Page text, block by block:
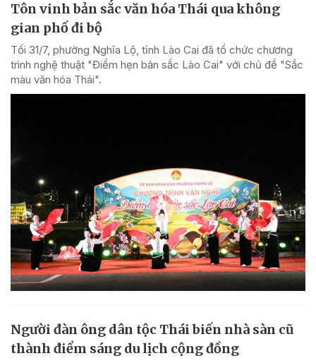
Tôn vinh bản sắc văn hóa Thái qua không
gian phố đi bộ
Tối 31/7, phường Nghĩa Lộ, tỉnh Lào Cai đã tổ chức chương
trình nghệ thuật "Điểm hẹn bản sắc Lào Cai" với chủ đề "Sắc
màu văn hóa Thái".
Người đàn ông dân tộc Thái biến nhà sàn cũ
thành điểm sáng du lịch cộng đồng